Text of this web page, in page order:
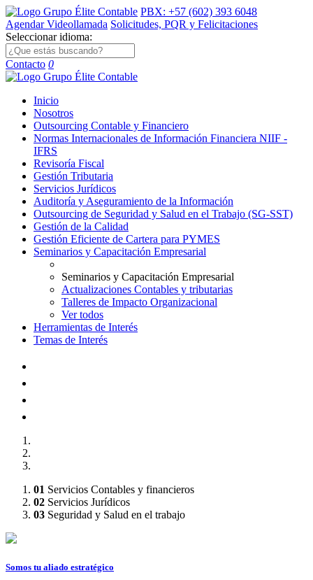
PBX: +57 (602) 393 6048
Agendar Videollamada Solicitudes, PQR y Felicitaciones
Seleccionar idioma:
Contacto 0
Inicio
Nosotros
Outsourcing Contable y Financiero
Normas Internacionales de Información Financiera NIIF -
IFRS
Revisoría Fiscal
Gestión Tributaria
Servicios Jurídicos
Auditoría y Aseguramiento de la Información
Outsourcing de Seguridad y Salud en el Trabajo (SG-SST)
Gestión de la Calidad
Gestión Eficiente de Cartera para PYMES
Seminarios y Capacitación Empresarial
Seminarios y Capacitación Empresarial
Actualizaciones Contables y tributarias
Talleres de Impacto Organizacional
Ver todos
Herramientas de Interés
Temas de Interés
01 Servicios Contables y financieros
02 Servicios Jurídicos
03 Seguridad y Salud en el trabajo
Somos tu aliado estratégico